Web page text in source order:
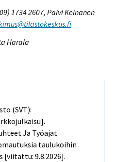
1734 2607, Päivi Keinänen
Harala
(SVT):
Ja Työajat
taulukoihin .
[viitattu: 9.8.2026].